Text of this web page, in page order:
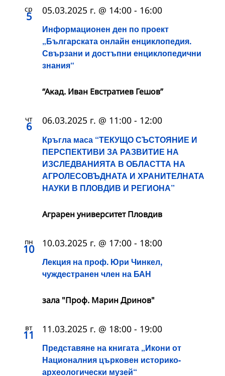
ср
5
Информационен ден по проект
„Българската онлайн енциклопедия.
Свързани и достъпни енциклопедични
знания“
05.03.2025 г. @ 14:00 - 16:00
“Акад. Иван Евстратиев Гешов”
чт
6
Кръгла маса “ТЕКУЩО СЪСТОЯНИЕ И
ПЕРСПЕКТИВИ ЗА РАЗВИТИЕ НА
ИЗСЛЕДВАНИЯТА В ОБЛАСТТА НА
АГРОЛЕСОВЪДНАТА И ХРАНИТЕЛНАТА
НАУКИ В ПЛОВДИВ И РЕГИОНА”
06.03.2025 г. @ 11:00 - 12:00
Аграрен университет Пловдив
пн
10
Лекция на проф. Юри Чинкел,
чуждестранен член на БАН
10.03.2025 г. @ 17:00 - 18:00
зала "Проф. Марин Дринов"
вт
11
Представяне на книгата „Икони от
Националния църковен историко-
археологически музей“
11.03.2025 г. @ 18:00 - 19:00